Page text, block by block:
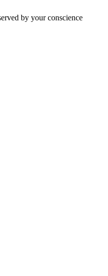
by your conscience